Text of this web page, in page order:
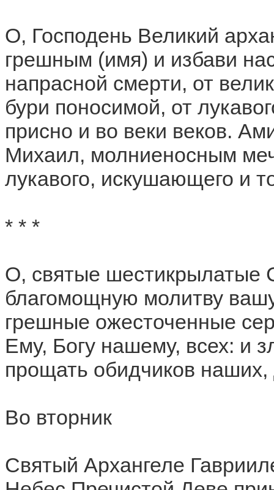
О, Господень Великий
грешным (имя) и избави
напрасной смерти, от
бури поносимой, от
присно и во веки веков.
Михаил, молниеносным
лукавого, искушающего и
* * *
О, святые шестикрылатые
благомощную молитву
грешные ожесточенные
Ему, Богу нашему, всех: и
прощать обидчиков
Во вторник
Святый Архангеле